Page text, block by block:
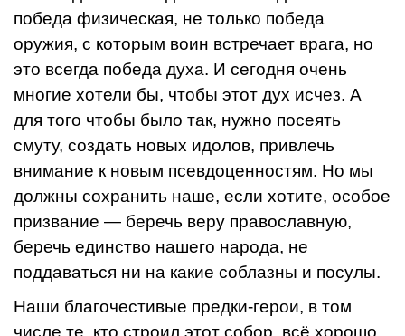
победа физическая, не только победа
оружия, с которым воин встречает врага, но
это всегда победа духа. И сегодня очень
многие хотели бы, чтобы этот дух исчез. А
для того чтобы было так, нужно посеять
смуту, создать новых идолов, привлечь
внимание к новым псевдоценностям. Но мы
должны сохранить наше, если хотите, особое
призвание — беречь веру православную,
беречь единство нашего народа, не
поддаваться ни на какие соблазны и посулы.
Наши благочестивые предки-герои, в том
числе те, кто строил этот собор, всё хорошо